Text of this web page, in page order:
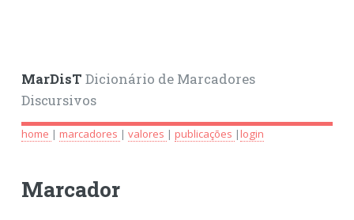
MarDisT Dicionário de Marcadores
Discursivos
home | marcadores | valores | publicações |login
Marcador